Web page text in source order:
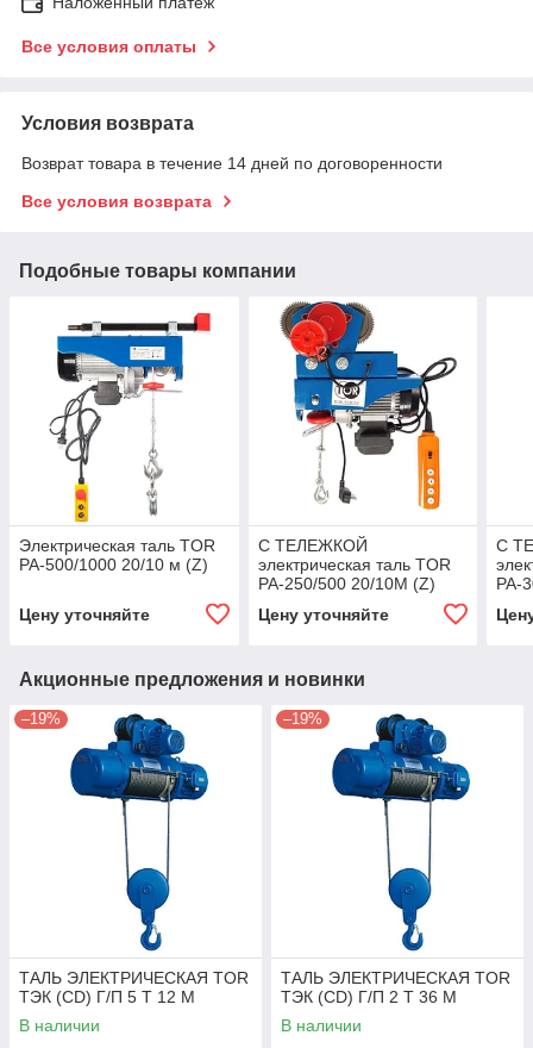
Все условия оплаты
Условия возврата
Возврат товара в течение 14 дней по договоренности
Все условия возврата
Подобные товары компании
Электрическая таль TOR
PA-500/1000 20/10 м (Z)
Цену уточняйте
С ТЕЛЕЖКОЙ
электрическая таль TOR
PA-250/500 20/10M (Z)
Цену уточняйте
С
PA-
Акционные предложения и новинки
–19%
ТАЛЬ ЭЛЕКТРИЧЕСКАЯ TOR
ТЭК (CD) Г/П 5 Т 12 М
В наличии
–19%
ТАЛЬ ЭЛЕКТРИЧЕСКАЯ TOR
ТЭК (CD) Г/П 2 Т 36 М
В наличии